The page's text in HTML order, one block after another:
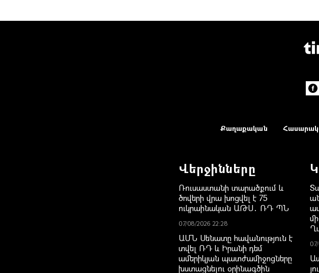
Քաղաքական
Վերջինները
Ռուսաստանի տարածքում և
ծովերի վրա խոցվել է 75
ուկրաինական ԱԹՍ․ ՌԴ ՊՆ
07/08/2026 22:28
ԱՄՆ Սենատը հավանություն է
տվել ՌԴ և Իրանի դեմ
ամերիկյան պատժամիջոցները
խստացնելու օրինագծին